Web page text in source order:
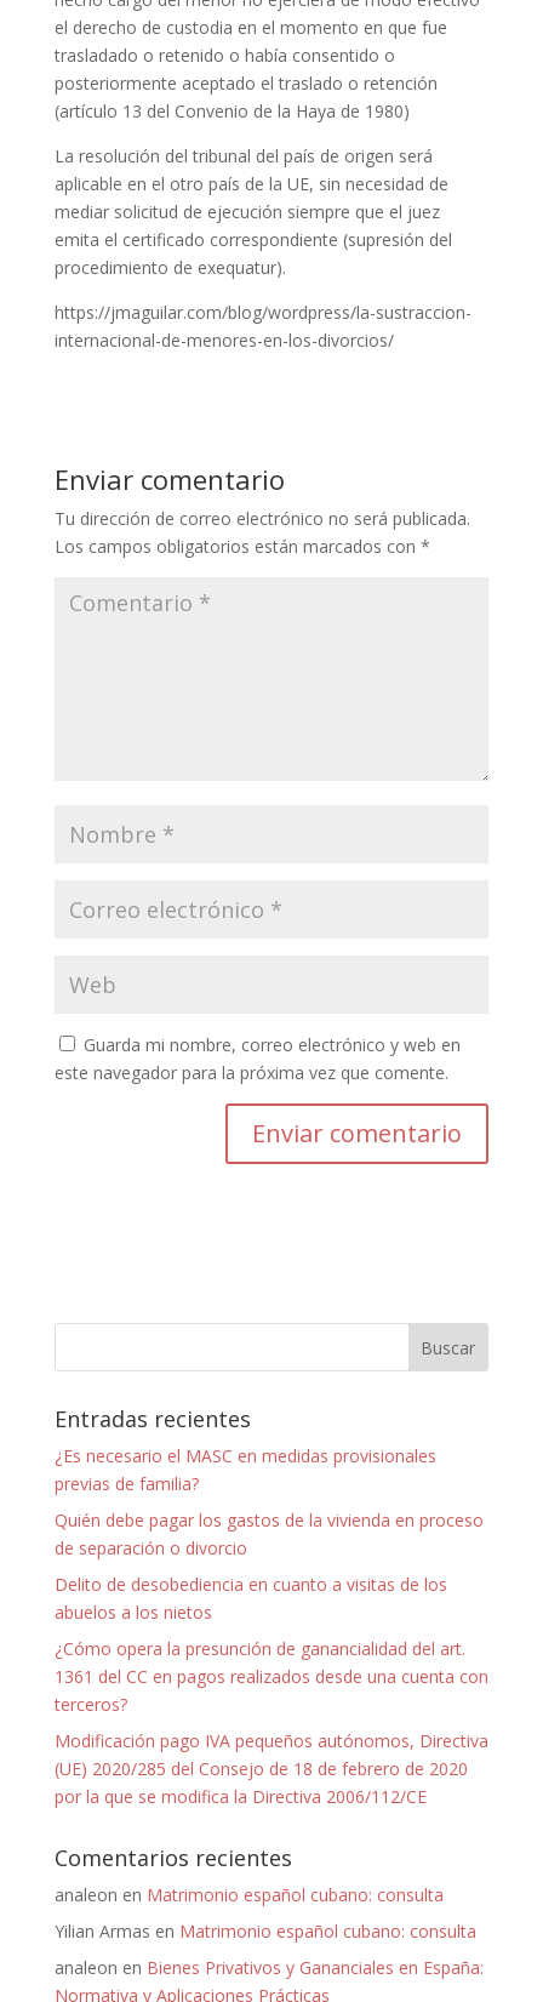
el derecho de custodia en el momento en que fue
trasladado o retenido o había consentido o
posteriormente aceptado el traslado o retención
(artículo 13 del Convenio de la Haya de 1980)
La resolución del tribunal del país de origen será
aplicable en el otro país de la UE, sin necesidad de
mediar solicitud de ejecución siempre que el juez
emita el certificado correspondiente (supresión del
procedimiento de exequatur).
https://jmaguilar.com/blog/wordpress/la-sustraccion-
internacional-de-menores-en-los-divorcios/
Enviar comentario
Tu dirección de correo electrónico no será publicada.
Los campos obligatorios están marcados con *
Guarda mi nombre, correo electrónico y web en
este navegador para la próxima vez que comente.
Entradas recientes
¿Es necesario el MASC en medidas provisionales
previas de familia?
Quién debe pagar los gastos de la vivienda en proceso
de separación o divorcio
Delito de desobediencia en cuanto a visitas de los
abuelos a los nietos
¿Cómo opera la presunción de ganancialidad del art.
1361 del CC en pagos realizados desde una cuenta con
terceros?
Modificación pago IVA pequeños autónomos, Directiva
(UE) 2020/285 del Consejo de 18 de febrero de 2020
por la que se modifica la Directiva 2006/112/CE
Comentarios recientes
analeon en Matrimonio español cubano: consulta
Yilian Armas en Matrimonio español cubano: consulta
analeon en Bienes Privativos y Gananciales en España:
Normativa y Aplicaciones Prácticas